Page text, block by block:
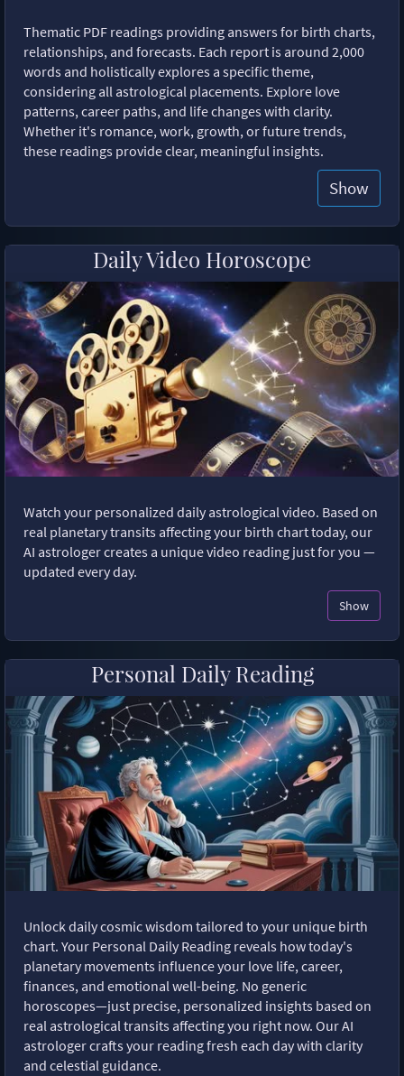
Thematic PDF readings providing answers for birth charts,
relationships, and forecasts. Each report is around 2,000
words and holistically explores a specific theme,
considering all astrological placements. Explore love
patterns, career paths, and life changes with clarity.
Whether it's romance, work, growth, or future trends,
these readings provide clear, meaningful insights.
Show
Daily Video Horoscope
Watch your personalized daily astrological video. Based on
real planetary transits affecting your birth chart today, our
AI astrologer creates a unique video reading just for you —
updated every day.
Show
Personal Daily Reading
Unlock daily cosmic wisdom tailored to your unique birth
chart. Your Personal Daily Reading reveals how today's
planetary movements influence your love life, career,
finances, and emotional well-being. No generic
horoscopes—just precise, personalized insights based on
real astrological transits affecting you right now. Our AI
astrologer crafts your reading fresh each day with clarity
and celestial guidance.